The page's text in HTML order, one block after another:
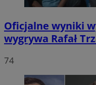
Oficjalne wyniki
wygrywa Rafał
74